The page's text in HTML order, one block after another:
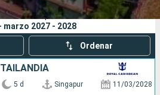
Compañías
Buscar
de búsqueda:
marzo 2027 - 2028
Ordenar
5 d Singapur 11/03/2028